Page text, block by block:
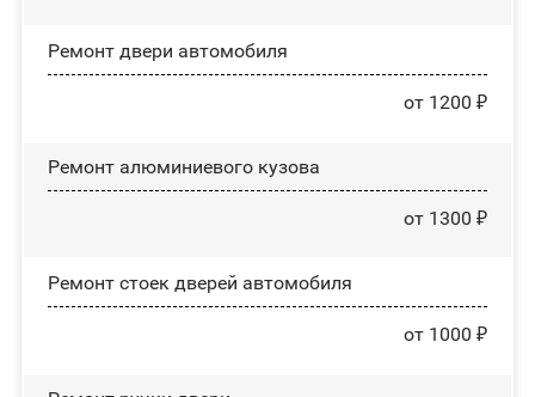
Ремонт двери автомобиля
от 1200 ₽
Ремонт алюминиевого кузова
от 1300 ₽
Ремонт стоек дверей автомобиля
от 1000 ₽